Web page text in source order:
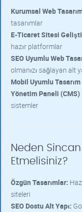
Kurumsal Web
tasarımlar
E-Ticaret Sitesi
hazır platformlar
SEO Uyumlu Web
olmanızı sağlayan alt
Mobil Uyumlu Tasarım
Yönetim Paneli (CMS)
sistemler
Neden Sincan
Etmelisiniz?
Özgün Tasarımlar:
siteleri
SEO Dostu Alt Yapı: